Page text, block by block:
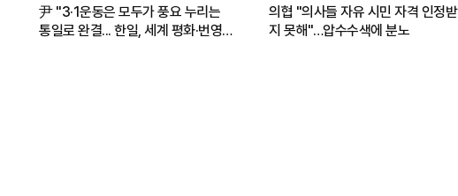
尹 "3·1운동은 모두가 풍요 누리는
통일로 완결... 한일, 세계 평화·번영
의협 "의사들 자유 시민 자격 인정받
지 못해"…압수수색에 분노